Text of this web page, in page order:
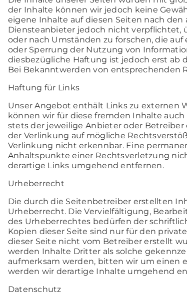
der Inhalte können wir jedoch keine
eigene Inhalte auf diesen Seiten nach den
Diensteanbieter jedoch nicht verpflichtet,
oder nach Umständen zu forschen, die
oder Sperrung der Nutzung von
diesbezügliche Haftung ist jedoch erst
Bei Bekanntwerden von entsprechenden
Haftung für Links
Unser Angebot enthält Links zu externen
können wir für diese fremden Inhalte
stets der jeweilige Anbieter oder
der Verlinkung auf mögliche
Verlinkung nicht erkennbar. Eine
Anhaltspunkte einer Rechtsverletzung
derartige Links umgehend entfernen.
Urheberrecht
Die durch die Seitenbetreiber erstellten
Urheberrecht. Die Vervielfältigung,
des Urheberrechtes bedürfen der
Kopien dieser Seite sind nur für den
dieser Seite nicht vom Betreiber erstellt
werden Inhalte Dritter als solche
aufmerksam werden, bitten wir um einen
werden wir derartige Inhalte umgehend
Datenschutz